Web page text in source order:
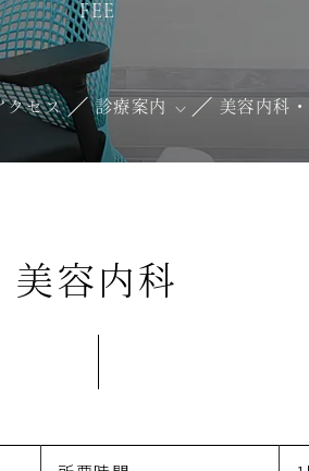
FEE
クセス 診療案内 美容内科
美容内科